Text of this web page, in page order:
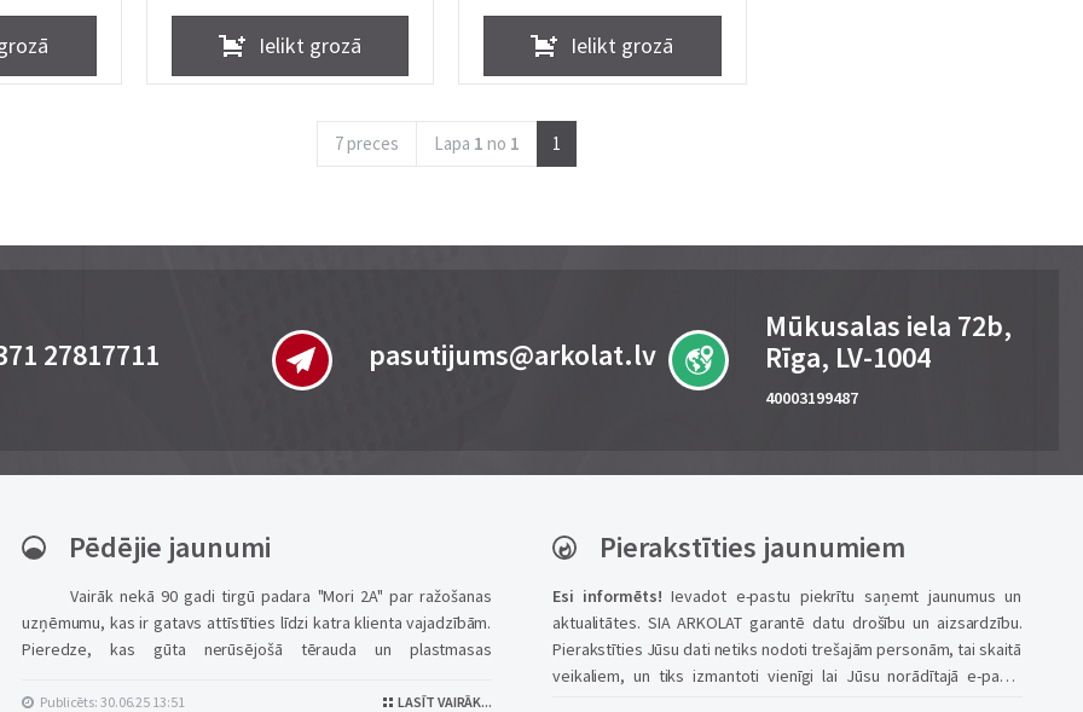
Ielikt grozā Ielikt grozā
7 preces Lapa 1 no 1 1
27817711 pasutijums@arkolat.lv
Mūkusalas iela 72b,
Rīga, LV-1004
40003199487
Pēdējie jaunumi
uzņēmumu, kas ir gatavs attīstīties līdzi katra klienta vajadzībām.
Pieredze, kas gūta nerūsējošā tērauda un plastmasas
inovatīvu risinājumu izpēti un attīstību, ka...
Publicēts: 30.06.25 13:51 LASĪT VAIRĀK...
Pierakstīties jaunumiem
Esi informēts! Ievadot e-pastu piekrītu saņemt jaunumus un
aktualitātes. SIA ARKOLAT garantē datu drošību un aizsardzību.
Pierakstīties Jūsu dati netiks nodoti trešajām personām, tai skaitā
veikaliem, un tiks izmantoti vienīgi lai Jūsu norādītajā e-pasta